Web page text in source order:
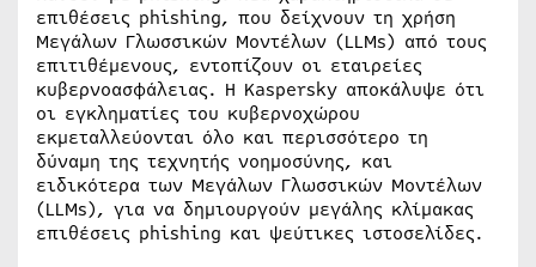
επιθέσεις phishing, που δείχνουν τη χρήση
Μεγάλων Γλωσσικών Μοντέλων (LLMs) από τους
επιτιθέμενους, εντοπίζουν οι εταιρείες
κυβερνοασφάλειας. Η Kaspersky αποκάλυψε ότι
οι εγκληματίες του κυβερνοχώρου
εκμεταλλεύονται όλο και περισσότερο τη
δύναμη της τεχνητής νοημοσύνης, και
ειδικότερα των Μεγάλων Γλωσσικών Μοντέλων
(LLMs), για να δημιουργούν μεγάλης κλίμακας
επιθέσεις phishing και ψεύτικες ιστοσελίδες.